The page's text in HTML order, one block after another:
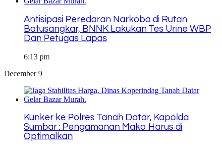
Antisipasi Peredaran Narkoba di Rutan
Batusangkar, BNNK Lakukan Tes Urine WBP
Dan Petugas Lapas
6:13 pm
December 9
Kunker ke Polres Tanah Datar, Kapolda
Sumbar : Pengamanan Mako Harus di
Optimalkan